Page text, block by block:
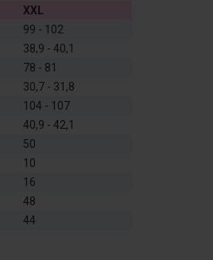
XXL
99 - 102
38,9 - 40,1
78 - 81
30,7 - 31,8
104 - 107
40,9 - 42,1
50
10
16
48
44